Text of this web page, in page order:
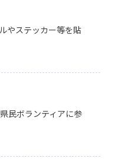
やステッカー等を貼
民ボランティアに参